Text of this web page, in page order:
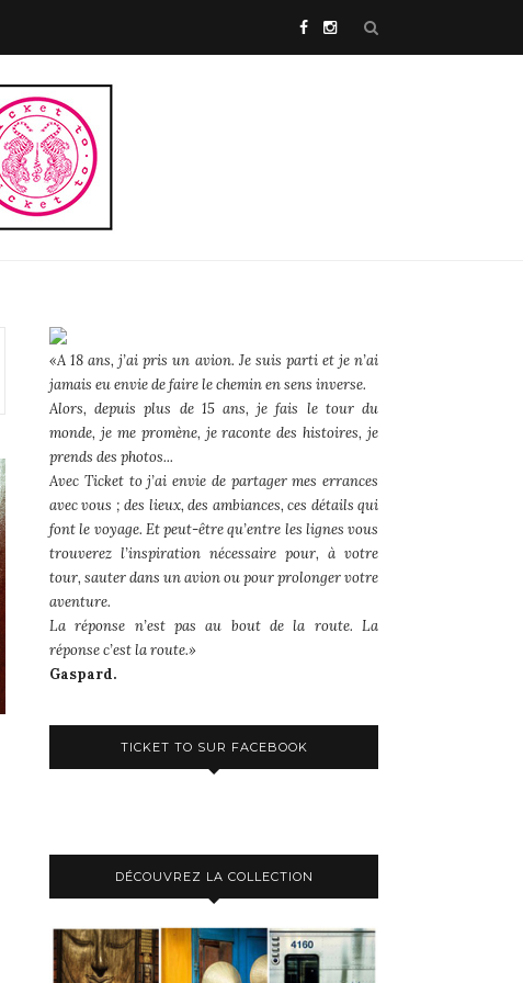
«A 18 ans, j’ai pris un avion. Je suis parti et je n’ai
jamais eu envie de faire le chemin en sens inverse.
Alors, depuis plus de 15 ans, je fais le tour du
monde, je me promène, je raconte des histoires, je
prends des photos...
Avec Ticket to j’ai envie de partager mes errances
avec vous ; des lieux, des ambiances, ces détails qui
font le voyage. Et peut-être qu’entre les lignes vous
trouverez l’inspiration nécessaire pour, à votre
tour, sauter dans un avion ou pour prolonger votre
aventure.
La réponse n’est pas au bout de la route. La
réponse c’est la route.»
Gaspard.
TICKET TO SUR FACEBOOK
DÉCOUVREZ LA COLLECTION